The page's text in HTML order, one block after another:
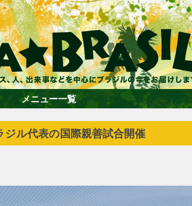
ホーム
エンターテイメント
メニュー一覧
ル代表の国際親善試合開催